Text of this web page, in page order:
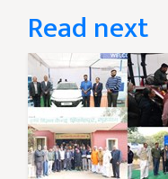
Read next